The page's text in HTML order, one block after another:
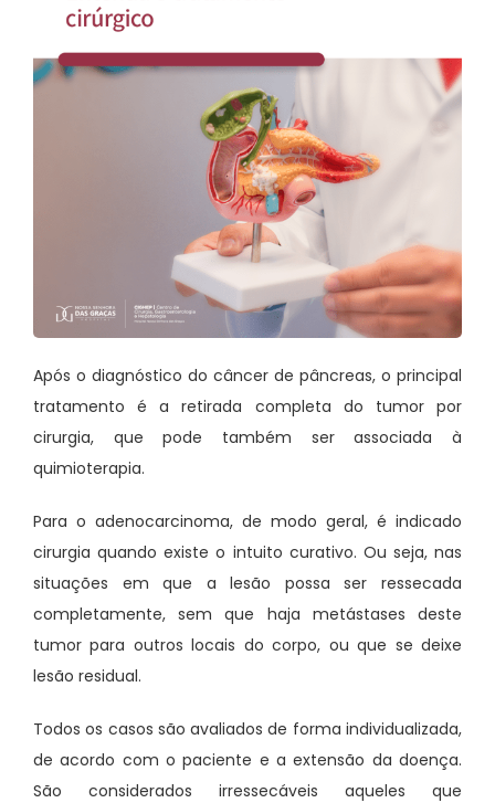
Após o diagnóstico do câncer de pâncreas, o principal
tratamento é a retirada completa do tumor por
cirurgia, que pode também ser associada à
quimioterapia.
Para o adenocarcinoma, de modo geral, é indicado
cirurgia quando existe o intuito curativo. Ou seja, nas
situações em que a lesão possa ser ressecada
completamente, sem que haja metástases deste
tumor para outros locais do corpo, ou que se deixe
lesão residual.
Todos os casos são avaliados de forma individualizada,
de acordo com o paciente e a extensão da doença.
São considerados irressecáveis aqueles que